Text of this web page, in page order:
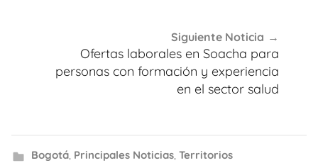
Siguiente Noticia
Ofertas laborales en Soacha para
personas con formación y experiencia
en el sector salud
Bogotá, Principales Noticias, Territorios